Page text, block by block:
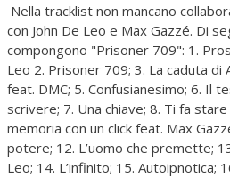
Nella tracklist non mancano
con John De Leo e Max Gazzé. Di
compongono "Prisoner 709": 1.
Leo 2. Prisoner 709; 3. La caduta di
feat. DMC; 5. Confusianesimo; 6. Il
scrivere; 7. Una chiave; 8. Ti fa
memoria con un click feat. Max
potere; 12. L’uomo che premette;
Leo; 14. L’infinito; 15. Autoipnotica;